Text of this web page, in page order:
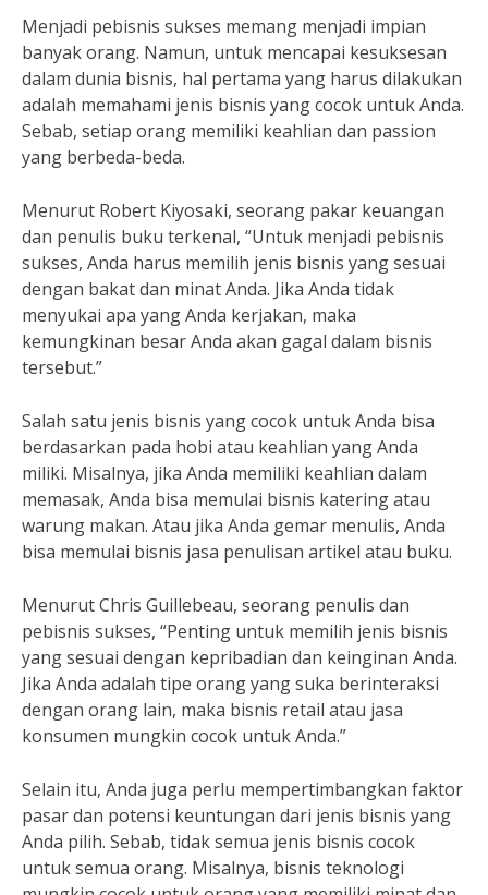
Menjadi pebisnis sukses memang menjadi impian
banyak orang. Namun, untuk mencapai kesuksesan
dalam dunia bisnis, hal pertama yang harus dilakukan
adalah memahami jenis bisnis yang cocok untuk Anda.
Sebab, setiap orang memiliki keahlian dan passion
yang berbeda-beda.
Menurut Robert Kiyosaki, seorang pakar keuangan
dan penulis buku terkenal, “Untuk menjadi pebisnis
sukses, Anda harus memilih jenis bisnis yang sesuai
dengan bakat dan minat Anda. Jika Anda tidak
menyukai apa yang Anda kerjakan, maka
kemungkinan besar Anda akan gagal dalam bisnis
tersebut.”
Salah satu jenis bisnis yang cocok untuk Anda bisa
berdasarkan pada hobi atau keahlian yang Anda
miliki. Misalnya, jika Anda memiliki keahlian dalam
memasak, Anda bisa memulai bisnis katering atau
warung makan. Atau jika Anda gemar menulis, Anda
bisa memulai bisnis jasa penulisan artikel atau buku.
Menurut Chris Guillebeau, seorang penulis dan
pebisnis sukses, “Penting untuk memilih jenis bisnis
yang sesuai dengan kepribadian dan keinginan Anda.
Jika Anda adalah tipe orang yang suka berinteraksi
dengan orang lain, maka bisnis retail atau jasa
konsumen mungkin cocok untuk Anda.”
Selain itu, Anda juga perlu mempertimbangkan faktor
pasar dan potensi keuntungan dari jenis bisnis yang
Anda pilih. Sebab, tidak semua jenis bisnis cocok
untuk semua orang. Misalnya, bisnis teknologi